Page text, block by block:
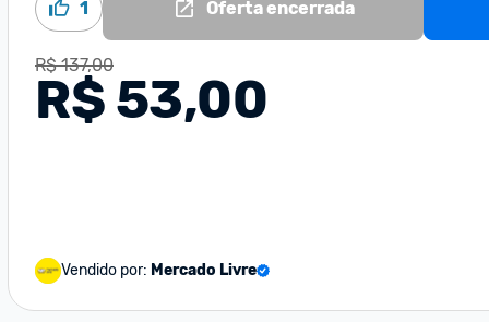
1 Oferta encerrada
R$ 137,00
R$ 53,00
Vendido por: Mercado Livre